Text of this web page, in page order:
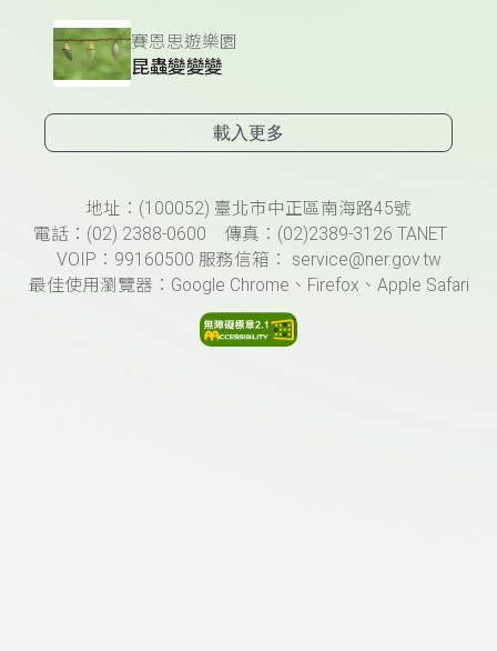
賽恩思遊樂園
昆蟲變變變
載入更多
頁尾資訊地址：(100052) 臺北市中正區南海路45號
電話：(02) 2388-0600 傳真：(02)2389-3126 TANET
VOIP：99160500 服務信箱： service@ner.gov.tw
最佳使用瀏覽器：Google Chrome、Firefox、Apple Safari